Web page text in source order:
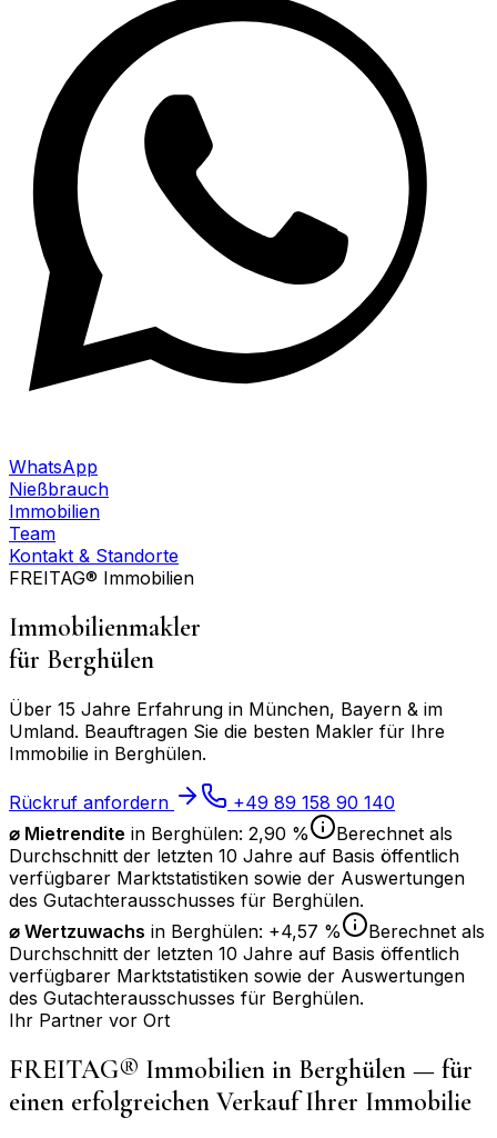
WhatsApp
Nießbrauch
Immobilien
Team
Kontakt & Standorte
FREITAG® Immobilien
Immobilienmakler
für Berghülen
Über 15 Jahre Erfahrung in München, Bayern & im
Umland. Beauftragen Sie die besten Makler für Ihre
Immobilie in Berghülen.
Rückruf anfordern
+49 89 158 90 140
⌀ Mietrendite in Berghülen: 2,90 %
Berechnet als
Durchschnitt der letzten 10 Jahre auf Basis öffentlich
verfügbarer Marktstatistiken sowie der Auswertungen
des Gutachterausschusses für Berghülen.
⌀ Wertzuwachs in Berghülen: +4,57 %
Berechnet als
Durchschnitt der letzten 10 Jahre auf Basis öffentlich
verfügbarer Marktstatistiken sowie der Auswertungen
des Gutachterausschusses für Berghülen.
Ihr Partner vor Ort
FREITAG® Immobilien in Berghülen — für
einen erfolgreichen Verkauf Ihrer Immobilie